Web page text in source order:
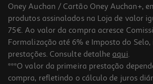
Oney Auchan / Cartão Oney Auchan+,
produtos assinalados na Loja de valor
75€. Ao valor da compra acresce
Formalização até 6% e Imposto do
prestações. Consulte detalhe aqui.
***O valor da primeira prestação
compra, refletindo o cálculo de juros